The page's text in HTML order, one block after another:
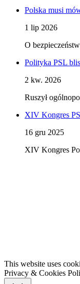
Polska musi
1 lip 2026
O
Polityka PSL
2 kw. 2026
Ruszył
XIV Kongres
16 gru 2025
XIV Kongres
This website uses
Privacy & Cookies